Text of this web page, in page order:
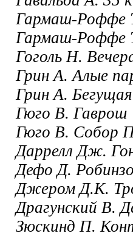
Гармаш-Роффе
Гармаш-Роффе
Гоголь Н.
Грин А. Алые
Грин А.
Гюго В. Гаврош
Гюго В. Собор
Даррелл Дж.
Дефо Д.
Джером Д.К.
Драгунский В.
Зюскинд П.